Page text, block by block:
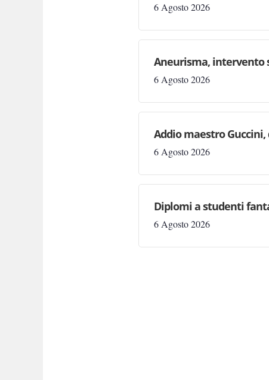
6 Agosto 2026
Aneurisma, intervento
6 Agosto 2026
Addio maestro
6 Agosto 2026
Diplomi a studenti
6 Agosto 2026